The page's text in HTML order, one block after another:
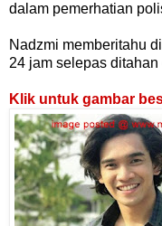
dalam pemerhatian
Nadzmi memberitahu
24 jam selepas
Klik untuk gambar